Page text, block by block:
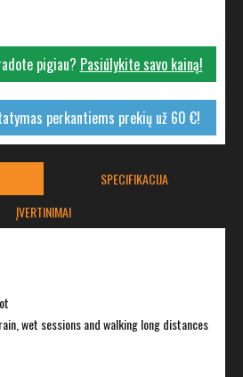
pigiau? Pasiūlykite savo kainą!
perkantiems prekių už 60 €!
SPECIFIKACIJA
ĮVERTINIMAI
wet sessions and walking long distances